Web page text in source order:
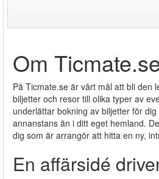
Om
På Ticmate.se är vårt mål att bli den
biljetter och resor till olika typer av
underlättar bokning av biljetter för
annanstans än i ditt eget hemland.
dig som är arrangör att hitta en ny,
En affärsidé